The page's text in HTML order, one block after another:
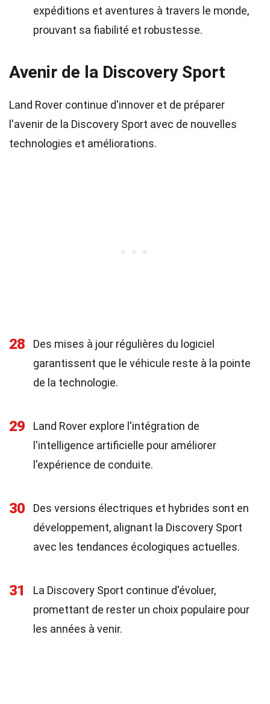
expéditions et aventures à travers le monde,
prouvant sa fiabilité et robustesse.
Avenir de la Discovery Sport
Land Rover continue d'innover et de préparer
l'avenir de la Discovery Sport avec de nouvelles
technologies et améliorations.
28
Des mises à jour régulières du logiciel
garantissent que le véhicule reste à la pointe
de la technologie.
29
Land Rover explore l'intégration de
l'intelligence artificielle pour améliorer
l'expérience de conduite.
30
Des versions électriques et hybrides sont en
développement, alignant la Discovery Sport
avec les tendances écologiques actuelles.
31
La Discovery Sport continue d'évoluer,
promettant de rester un choix populaire pour
les années à venir.